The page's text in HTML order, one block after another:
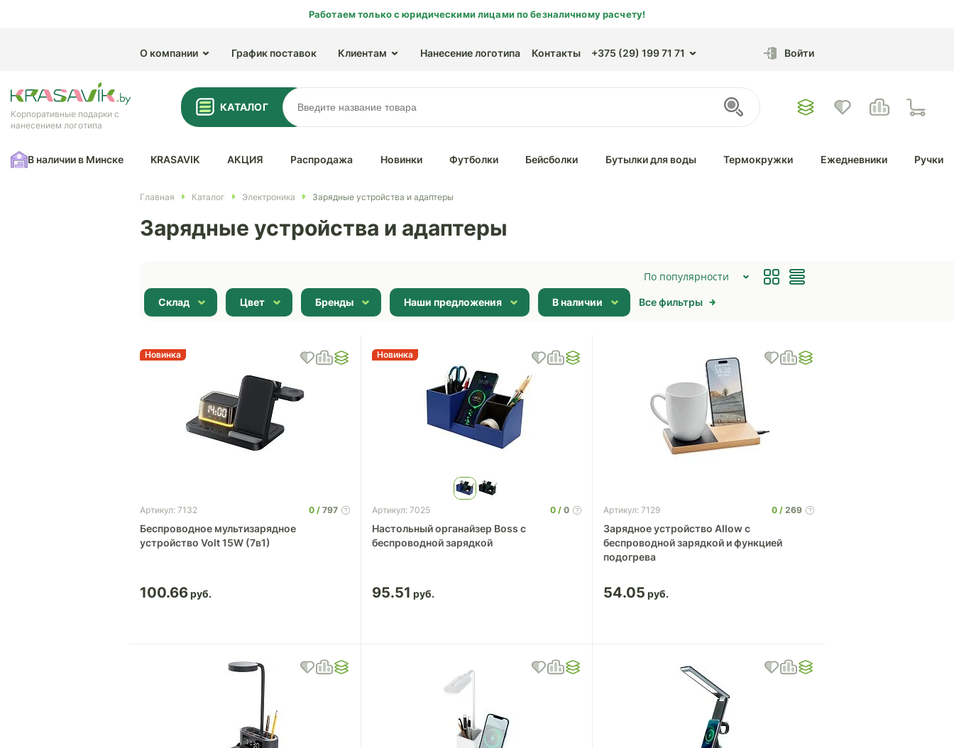
Работаем только с юридическими лицами по безналичному расчету!
О компании График поставок Клиентам Нанесение логотипа Контакты +375 (29) 199 71 71 Войти
Корпоративные подарки с
нанесением логотипа
КАТАЛОГ
В наличии в Минске KRASAVIK АКЦИЯ Распродажа Новинки Футболки Бейсболки Бутылки для воды Термокружки Ежедневники Ручки
Главная Каталог Электроника Зарядные устройства и адаптеры
Зарядные устройства и адаптеры
Склад Цвет Бренды Наши предложения В наличии Все фильтры
По популярности
Новинка
Артикул: 7132 0 797
Беспроводное мультизарядное
устройство Volt 15W (7в1)
100.66
Новинка
Артикул: 7025 0 0
Настольный органайзер Boss c
беспроводной зарядкой
95.51
Артикул: 7129 0 269
Зарядное устройство Allow c
беспроводной зарядкой и функцией
подогрева
54.05